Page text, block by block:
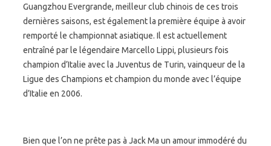
Guangzhou Evergrande, meilleur club chinois de ces trois
dernières saisons, est également la première équipe à avoir
remporté le championnat asiatique. Il est actuellement
entraîné par le légendaire Marcello Lippi, plusieurs fois
champion d’Italie avec la Juventus de Turin, vainqueur de la
Ligue des Champions et champion du monde avec l’équipe
d’Italie en 2006.
Bien que l’on ne prête pas à Jack Ma un amour immodéré du